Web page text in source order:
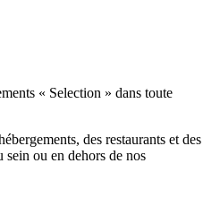
« Selection » dans toute
des restaurants et des
sein ou en dehors de nos